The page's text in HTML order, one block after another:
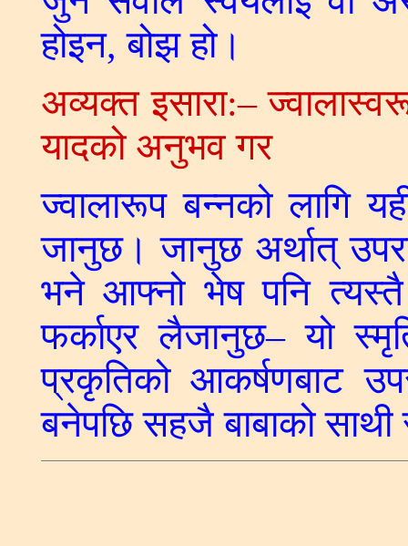
होइन, बोझ हो।
अव्यक्त इसारा:–
यादको अनुभव गर
ज्वालारूप बन्नको लागि
जानुछ। जानुछ अर्थात्
भने आफ्नो भेष पनि
फर्काएर लैजानुछ– यो
प्रकृतिको आकर्षणबाट
बनेपछि सहजै बाबाको साथी